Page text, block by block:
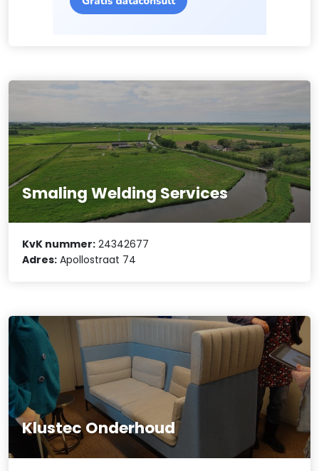
Smaling Welding Services
KvK nummer: 24342677
Adres: Apollostraat 74
Klustec Onderhoud